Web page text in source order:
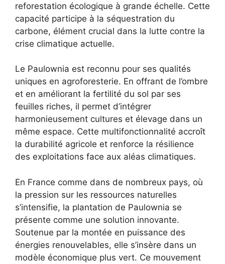
reforestation écologique à grande échelle. Cette
capacité participe à la séquestration du
carbone, élément crucial dans la lutte contre la
crise climatique actuelle.
Le Paulownia est reconnu pour ses qualités
uniques en agroforesterie. En offrant de l’ombre
et en améliorant la fertilité du sol par ses
feuilles riches, il permet d’intégrer
harmonieusement cultures et élevage dans un
même espace. Cette multifonctionnalité accroît
la durabilité agricole et renforce la résilience
des exploitations face aux aléas climatiques.
En France comme dans de nombreux pays, où
la pression sur les ressources naturelles
s’intensifie, la plantation de Paulownia se
présente comme une solution innovante.
Soutenue par la montée en puissance des
énergies renouvelables, elle s’insère dans un
modèle économique plus vert. Ce mouvement